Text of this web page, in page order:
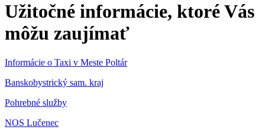
Užitočné informácie, ktoré Vás
môžu zaujímať
Informácie o Taxi v Meste Poltár
Banskobystrický sam. kraj
Pohrebné služby
NOS Lučenec